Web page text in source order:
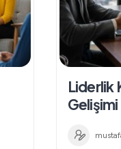
Liderlik
Gelişimi